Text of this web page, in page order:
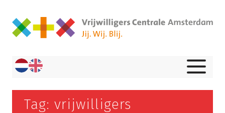
Tag: vrijwilligers